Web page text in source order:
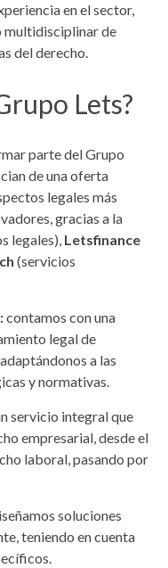
en el sector,
multidisciplinar de
del derecho.
Lets?
parte del Grupo
de una oferta
legales más
gracias a la
legales), Letsfinance
(servicios
contamos con una
legal de
a las
y normativas.
servicio integral que
empresarial, desde el
laboral, pasando por
soluciones
teniendo en cuenta